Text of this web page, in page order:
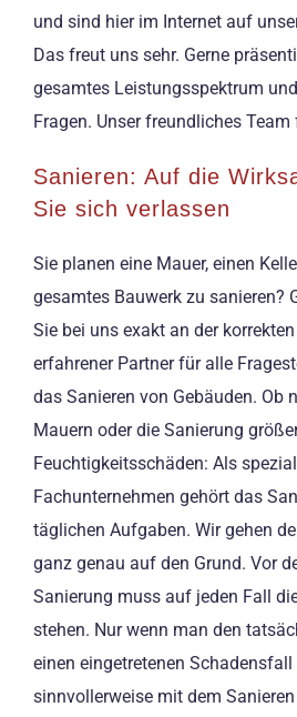
und sind hier im Internet auf
Das freut uns sehr. Gerne
gesamtes Leistungsspektrum
Fragen. Unser freundliches
Sanieren: Auf die
Sie sich verlassen
Sie planen eine Mauer, einen
gesamtes Bauwerk zu sanieren?
Sie bei uns exakt an der
erfahrener Partner für alle
das Sanieren von Gebäuden. Ob
Mauern oder die Sanierung
Feuchtigkeitsschäden: Als
Fachunternehmen gehört das
täglichen Aufgaben. Wir gehen
ganz genau auf den Grund. Vor
Sanierung muss auf jeden Fall
stehen. Nur wenn man den
einen eingetretenen
sinnvollerweise mit dem